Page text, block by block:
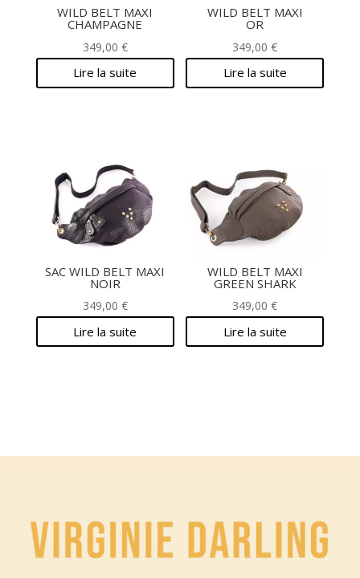
WILD BELT MAXI
CHAMPAGNE
349,00 €
Lire la suite
WILD BELT MAXI
OR
349,00€
Lire la suite
SAC WILD BELT MAXI
NOIR
349,00 €
Lire la suite
WILD BELT MAXI
GREEN SHARK
349,00€
Lire la suite